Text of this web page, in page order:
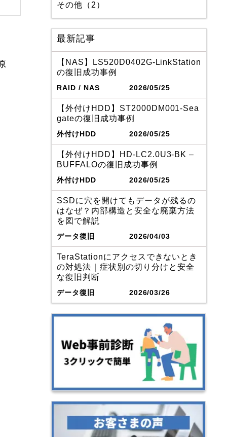
その他（2）
最新記事
【NAS】LS520D0402G-LinkStation
の復旧成功事例
RAID / NAS 2026/05/25
【外付けHDD】ST2000DM001-Sea
gateの復旧成功事例
外付けHDD 2026/05/25
【外付けHDD】HD-LC2.0U3-BK –
BUFFALOの復旧成功事例
外付けHDD 2026/05/25
SSDに穴を開けてもデータが残るの
はなぜ？内部構造と安全な廃棄方法
を図で解説
データ復旧 2026/04/03
TeraStationにアクセスできないとき
の対処法｜症状別の切り分けと安全
な復旧判断
データ復旧 2026/03/26